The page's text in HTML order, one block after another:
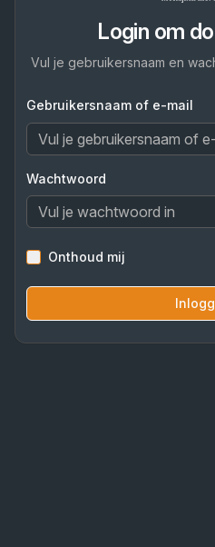
Login om
Vul je gebruikersnaam en
Gebruikersnaam of e-mail
Wachtwoord
Onthoud mij